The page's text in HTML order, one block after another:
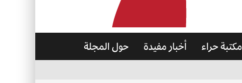
مكتبة حراء أخبار مفيدة حول المجلة